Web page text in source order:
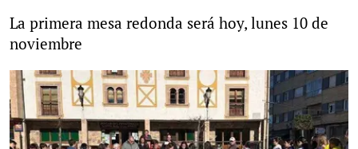
La primera mesa redonda será hoy, lunes 10 de
noviembre